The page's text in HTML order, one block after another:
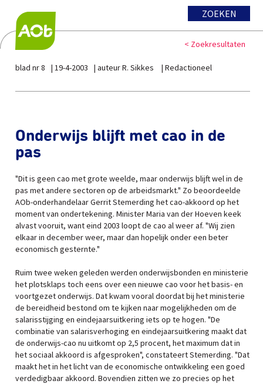
ZOEKEN
< Zoekresultaten
blad nr 8 19-4-2003 auteur R. Sikkes Redactioneel
Onderwijs blijft met cao in de
pas
"Dit is geen cao met grote weelde, maar onderwijs blijft wel in de
pas met andere sectoren op de arbeidsmarkt." Zo beoordeelde
AOb-onderhandelaar Gerrit Stemerding het cao-akkoord op het
moment van ondertekening. Minister Maria van der Hoeven keek
alvast vooruit, want eind 2003 loopt de cao al weer af. "Wij zien
elkaar in december weer, maar dan hopelijk onder een beter
economisch gesternte."
Ruim twee weken geleden werden onderwijsbonden en ministerie
het plotsklaps toch eens over een nieuwe cao voor het basis- en
voortgezet onderwijs. Dat kwam vooral doordat bij het ministerie
de bereidheid bestond om te kijken naar mogelijkheden om de
salarisstijging en eindejaarsuitkering iets op te hogen. "De
combinatie van salarisverhoging en eindejaarsuitkering maakt dat
de onderwijs-cao nu uitkomt op 2,5 procent, het maximum dat in
het sociaal akkoord is afgesproken", constateert Stemerding. "Dat
maakt het in het licht van de economische ontwikkeling een goed
verdedigbaar akkoord. Bovendien zitten we zo precies op het